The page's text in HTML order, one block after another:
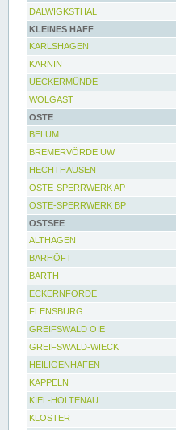
DALWIGKSTHAL
KLEINES HAFF
KARLSHAGEN
KARNIN
UECKERMÜNDE
WOLGAST
OSTE
BELUM
BREMERVÖRDE UW
HECHTHAUSEN
OSTE-SPERRWERK AP
OSTE-SPERRWERK BP
OSTSEE
ALTHAGEN
BARHÖFT
BARTH
ECKERNFÖRDE
FLENSBURG
GREIFSWALD OIE
GREIFSWALD-WIECK
HEILIGENHAFEN
KAPPELN
KIEL-HOLTENAU
KLOSTER